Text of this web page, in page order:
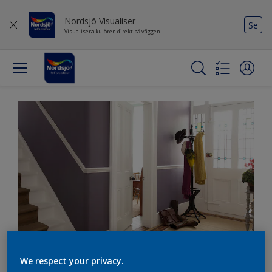
Nordsjö Visualiser
Visualisera kulören direkt på väggen
Se
Liva upp hallen med
We respect your privacy.